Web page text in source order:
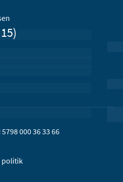
5798 000 36 33 66
politik